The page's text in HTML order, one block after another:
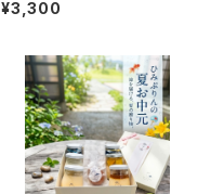
¥3,300